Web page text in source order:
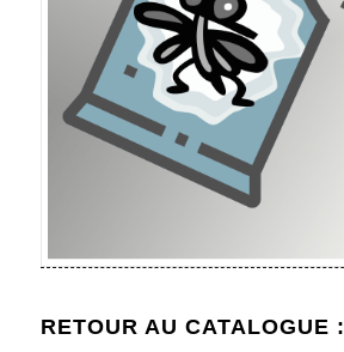
RETOUR AU CATALOGUE :